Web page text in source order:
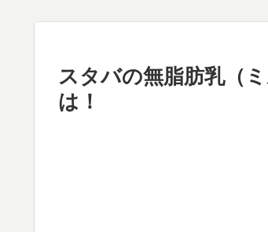
スタバの無脂肪乳（
は！